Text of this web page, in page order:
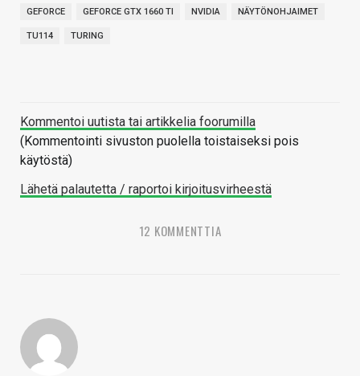
GEFORCE GEFORCE GTX 1660 TI NVIDIA NÄYTÖNOHJAIMET
TU114 TURING
Kommentoi uutista tai artikkelia foorumilla
(Kommentointi sivuston puolella toistaiseksi pois
käytöstä)
Lähetä palautetta / raportoi kirjoitusvirheestä
12 KOMMENTTIA